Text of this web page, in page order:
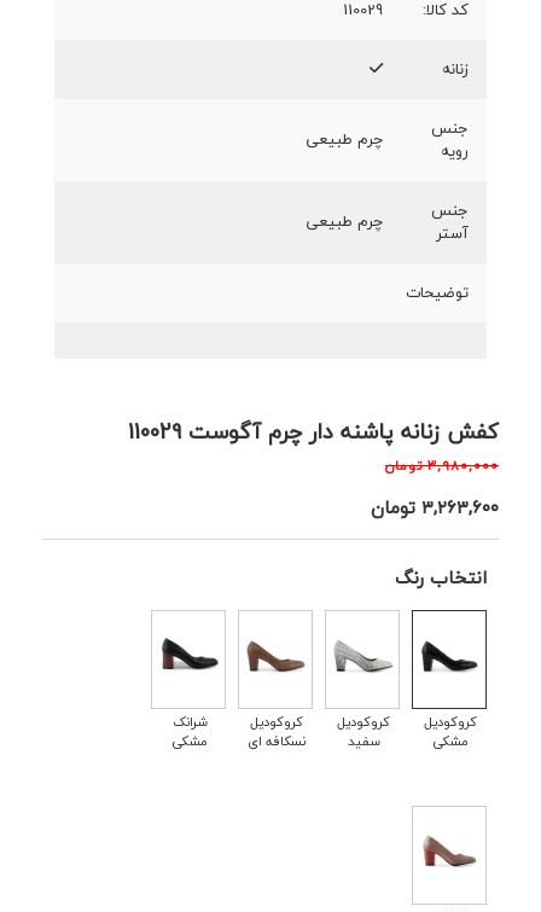
کفش زنانه پاشنه دار چرم آگوست 110029
۳,۹۸۰,۰۰۰ تومان
۳,۲۶۳,۶۰۰تومان
انتخاب رنگ
کروکودیل
مشکی
کروکودیل
سفید
کروکودیل
نسکافه ای
شرانک
مشکی
کد کالا: 110029
زنانه
جنس
رویه
چرم طبیعی
جنس
آستر
چرم طبیعی
توضیحات